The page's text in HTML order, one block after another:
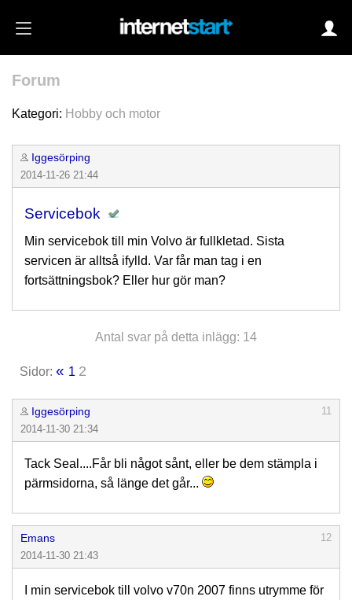
Forum
Kategori: Hobby och motor
Iggesörping
2014-11-26 21:44
Servicebok
Min servicebok till min Volvo är fullkletad. Sista
servicen är alltså ifylld. Var får man tag i en
fortsättningsbok? Eller hur gör man?
Antal svar på detta inlägg: 14
Sidor: « 1 2
Iggesörping
11
2014-11-30 21:34
Tack Seal....Får bli något sånt, eller be dem stämpla i
pärmsidorna, så länge det går...
Emans
12
2014-11-30 21:43
I min servicebok till volvo v70n 2007 finns utrymme för